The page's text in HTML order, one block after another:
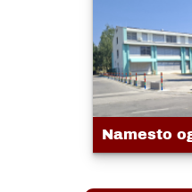
Namesto